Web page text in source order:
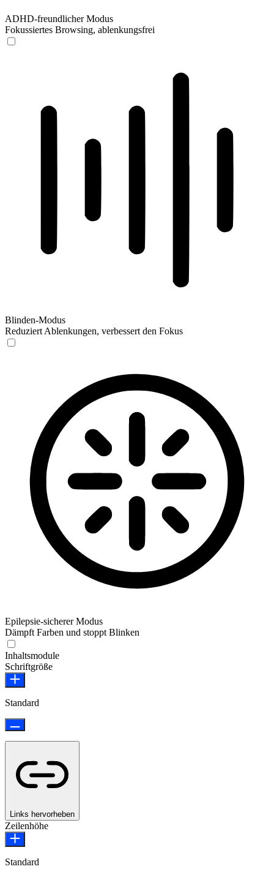
ADHD-freundlicher Modus
Fokussiertes Browsing, ablenkungsfrei
Blinden-Modus
Reduziert Ablenkungen, verbessert den Fokus
Epilepsie-sicherer Modus
Dämpft Farben und stoppt Blinken
Inhaltsmodule
Schriftgröße
Standard
Links hervorheben
Zeilenhöhe
Standard